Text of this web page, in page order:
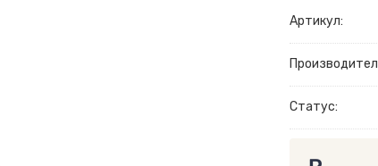
Артикул:
Статус: